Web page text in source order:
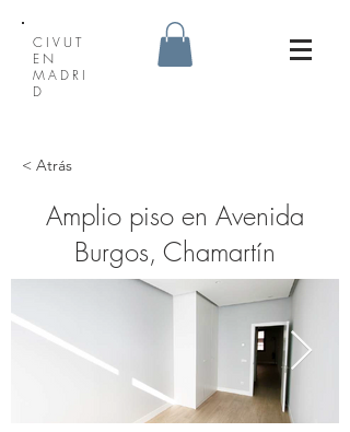
CIVUT
EN
MADRI
D
< Atrás
Amplio piso en Avenida
Burgos, Chamartín